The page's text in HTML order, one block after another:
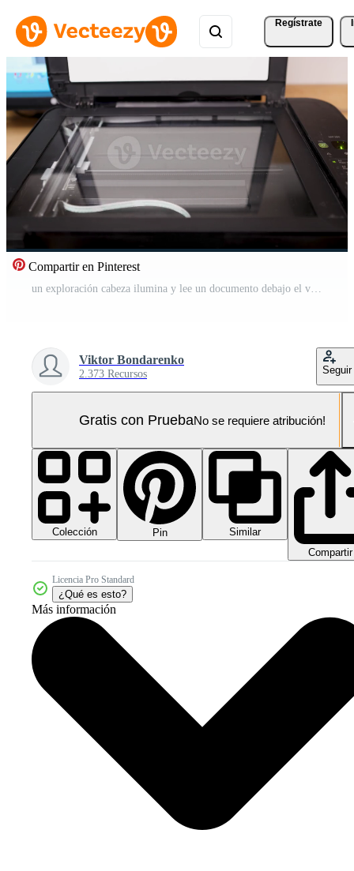
Regístrate
Compartir en Pinterest
un exploración cabeza ilumina y lee un documento debajo el vaso superficie. Vídeo Pro
Viktor Bondarenko
2.373 Recursos Seguir
Gratis con PruebaNo se requiere atribución!
Colección Pin
Similar
Compartir
Licencia Pro Standard
¿Qué es esto?
Más información